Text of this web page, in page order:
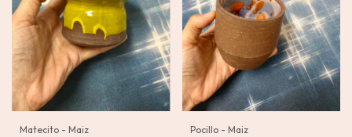
Matecito - Maiz Pocillo - Maiz